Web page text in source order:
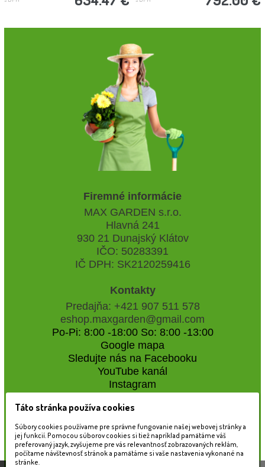
Firemné informácie
MAX GARDEN s.r.o.
Hlavná 241
930 21 Dunajský Klátov
IČO: 50283391
IČ DPH: SK2120259416
Kontakty
Predajňa: +421 907 511 578
eshop.maxgarden@gmail.com
Po-Pi: 8:00 -18:00 So: 8:00 -13:00
Google mapa
Sledujte nás na Facebooku
YouTube kanál
Instagram
Naše záhradné centrum
Táto stránka používa cookies
Súbory cookies používame pre správne fungovanie našej webovej stránky a
jej funkcií. Pomocou súborov cookies si tiež napríklad pamätáme váš
preferovaný jazyk, zvyšujeme pre vás relevantnosť zobrazovaných reklám,
počítame návštevnosť stránok a pamätáme si vaše nastavenia vykonané na
stránke.